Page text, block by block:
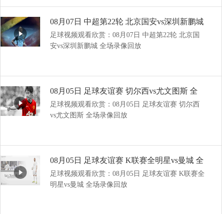
08月07日 中超第22轮 北京国安vs深圳新鹏城
全场录像回放
足球视频观看欣赏：08月07日 中超第22轮 北京国
安vs深圳新鹏城 全场录像回放
08月05日 足球友谊赛 切尔西vs尤文图斯 全
场录像回放
足球视频观看欣赏：08月05日 足球友谊赛 切尔西
vs尤文图斯 全场录像回放
08月05日 足球友谊赛 K联赛全明星vs曼城 全
场录像回放
足球视频观看欣赏：08月05日 足球友谊赛 K联赛全
明星vs曼城 全场录像回放